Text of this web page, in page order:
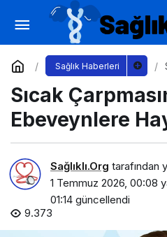
Sağlık Haberleri
Sıcak
Ebeveynlere
Sağlıklı.Org tarafından
1 Temmuz 2026, 00:08
01:14 güncellendi
9.373
Çocuklarda Yaz
Yorum Yap Paylaş